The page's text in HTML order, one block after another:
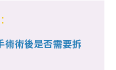
術術後是否需要拆